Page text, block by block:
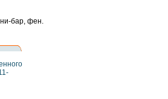
бар, фен.